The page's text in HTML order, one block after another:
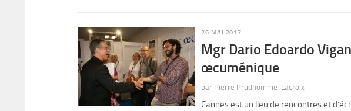
26 MAI 2017
Mgr Dario Edoardo
œcuménique
par Pierre Prudhomme-Lacroix
Cannes est un lieu de rencontres et